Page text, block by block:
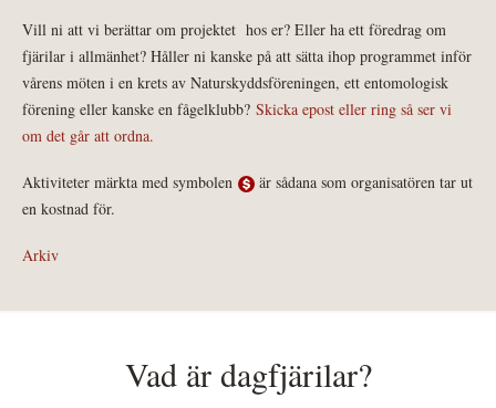
Vill ni att vi berättar om projektet hos er? Eller ha ett föredrag om
fjärilar i allmänhet? Håller ni kanske på att sätta ihop programmet inför
vårens möten i en krets av Naturskyddsföreningen, ett entomologisk
förening eller kanske en fågelklubb? Skicka epost eller ring så ser vi
om det går att ordna.
Aktiviteter märkta med symbolen
är sådana som organisatören tar ut
en kostnad för.
Arkiv
Vad är dagfjärilar?